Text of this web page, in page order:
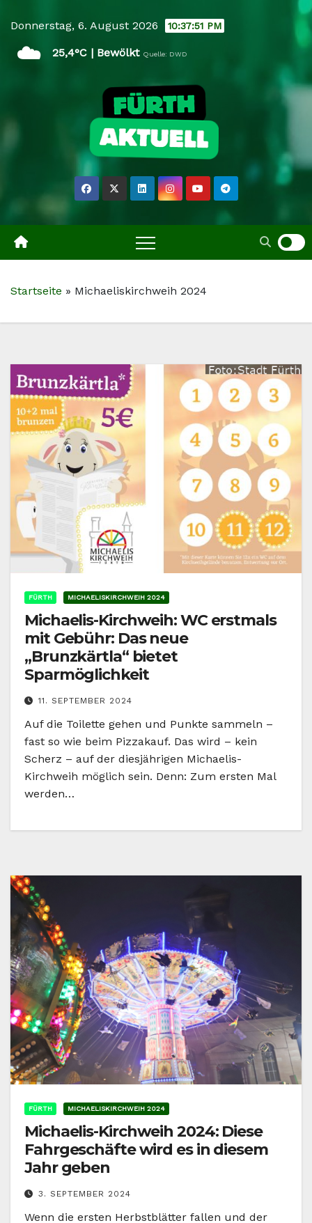
content
Donnerstag, 6. August 2026 10:37:51 PM
☁️ 25,4°C | Bewölkt Quelle: DWD
Startseite » Michaeliskirchweih 2024
FÜRTH MICHAELISKIRCHWEIH 2024
Michaelis-Kirchweih: WC erstmals
mit Gebühr: Das neue
„Brunzkärtla“ bietet
Sparmöglichkeit
11. SEPTEMBER 2024
Auf die Toilette gehen und Punkte sammeln –
fast so wie beim Pizzakauf. Das wird – kein
Scherz – auf der diesjährigen Michaelis-
Kirchweih möglich sein. Denn: Zum ersten Mal
werden…
FÜRTH MICHAELISKIRCHWEIH 2024
Michaelis-Kirchweih 2024: Diese
Fahrgeschäfte wird es in diesem
Jahr geben
3. SEPTEMBER 2024
Wenn die ersten Herbstblätter fallen und der